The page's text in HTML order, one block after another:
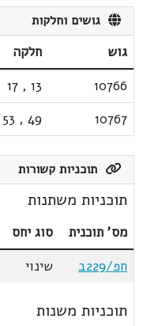
גושים וחלקות
גוש
חלקה
10766
13
,
17
10767
49
,
53
תוכניות קשורות
תוכניות משתנות
מס' תוכנית סוג יחס
חפ/229ב
שינוי
תוכניות משנות